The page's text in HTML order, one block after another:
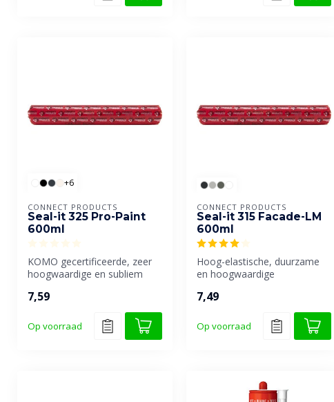
+6
CONNECT PRODUCTS
Seal-it 325 Pro-Paint
600ml
KOMO gecertificeerde, zeer
hoogwaardige en subliem
afdichtingsk...
7,59
Op voorraad
CONNECT PRODUCTS
Seal-it 315 Facade-LM
600ml
Hoog-elastische, duurzame
en hoogwaardige
bewegingsvoegen i...
7,49
Op voorraad